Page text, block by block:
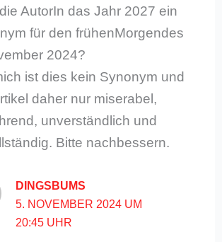
AutorIn das Jahr 2027 ein
für den frühenMorgendes
2024?
ist dies kein Synonym und
daher nur miserabel,
unverständlich und
Bitte nachbessern.
DINGSBUMS
5. NOVEMBER 2024 UM
20:45 UHR